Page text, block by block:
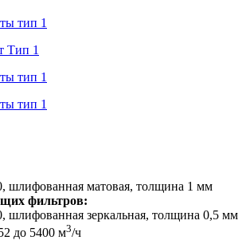
шлифованная матовая, толщина 1 мм
фильтров:
шлифованная зеркальная, толщина 0,5 мм
до 5400 м3/ч